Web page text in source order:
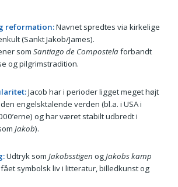
reformation:Navnet spredtes via kirkelige
(Sankt Jakob/James).
som Santiago de Compostelaforbandt
og pilgrimstradition.
Jacob har i perioder ligget meget højt
engelsktalende verden (bl.a. i USA i
og har været stabilt udbredt i
Jakob).
Udtryk som Jakobsstigen ogJakobs kamp
symbolsk liv i litteratur, billedkunst og